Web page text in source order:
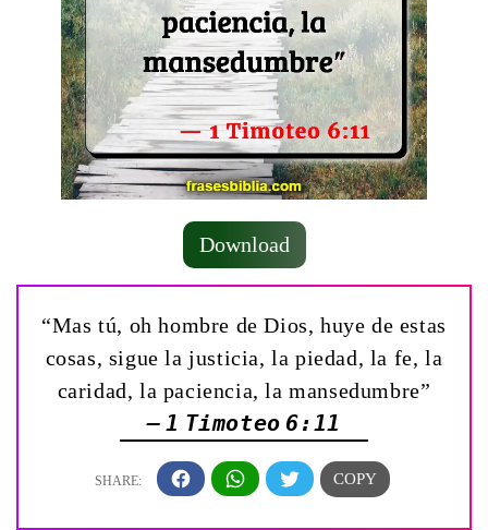
Download
“Mas tú, oh hombre de Dios, huye de estas
cosas, sigue la justicia, la piedad, la fe, la
caridad, la paciencia, la mansedumbre”
— 1 Timoteo 6:11